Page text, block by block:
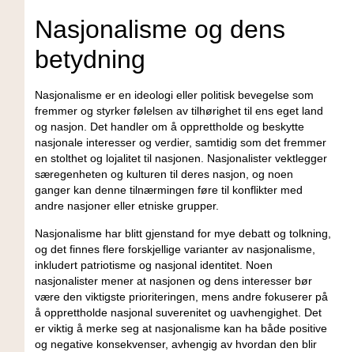
Nasjonalisme og dens
betydning
Nasjonalisme er en ideologi eller⁢ politisk bevegelse som
fremmer og styrker⁣ følelsen av tilhørighet til ens eget ⁢land
og⁢ nasjon. Det handler ​om⁢ å⁣ opprettholde og beskytte
nasjonale⁣ interesser og verdier, samtidig som det fremmer
en ‍stolthet og lojalitet til nasjonen. Nasjonalister‌ vektlegger
særegenheten og kulturen til deres nasjon, ⁣og noen
ganger kan denne tilnærmingen føre til konflikter⁢ med
andre nasjoner eller etniske grupper.
Nasjonalisme har blitt gjenstand for⁤ mye‍ debatt og tolkning,
og ⁤det ‌finnes ⁢flere forskjellige varianter av nasjonalisme,
inkludert⁢ patriotisme og nasjonal identitet. Noen
nasjonalister mener​ at nasjonen og dens interesser bør
‌være den viktigste prioriteringen,⁤ mens andre fokuserer⁢ på
å opprettholde nasjonal suverenitet og uavhengighet. ​Det
er​ viktig å merke seg ​at nasjonalisme kan ha både positive
og ‌negative konsekvenser, ⁤avhengig av hvordan ‌den blir